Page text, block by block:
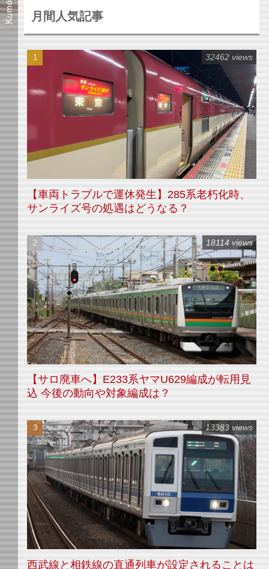
月間人気記事
【車両トラブルで運休発生】285系老朽化時、
サンライズ号の処遇はどうなる？
32462 views
【サロ廃車へ】E233系ヤマU629編成が転用見
込 今後の動向や対象編成は？
18114 views
西武線と相鉄線の直通列車が設定されることは
13383 views